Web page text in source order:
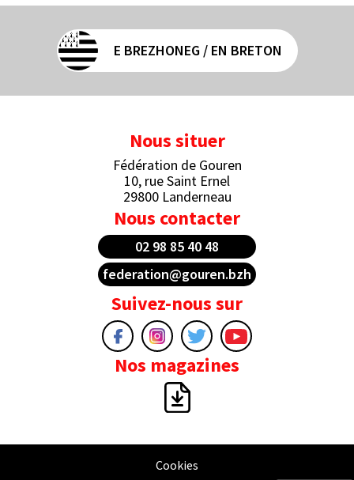
E BREZHONEG / EN BRETON
Nous situer
Fédération de Gouren
10, rue Saint Ernel
29800 Landerneau
Nous contacter
02 98 85 40 48
federation@gouren.bzh
Suivez-nous sur
Nos magazines
Cookies